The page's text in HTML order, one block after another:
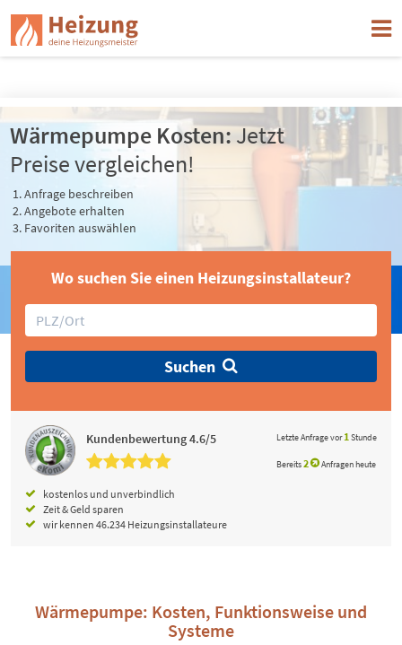
Wärmepumpe Kosten:Jetzt
Preise vergleichen!
Anfrage beschreiben
Angebote erhalten
Favoriten auswählen
Wo suchen Sie einen Heizungsinstallateur?
Suchen
Kundenbewertung 4.6/5 Letzte Anfrage vor1Stunde
Bereits2 Anfragen heute
kostenlos und unverbindlich
Zeit & Geld sparen
wir kennen 46.234 Heizungsinstallateure
Wärmepumpe: Kosten, Funktionsweise und
Systeme